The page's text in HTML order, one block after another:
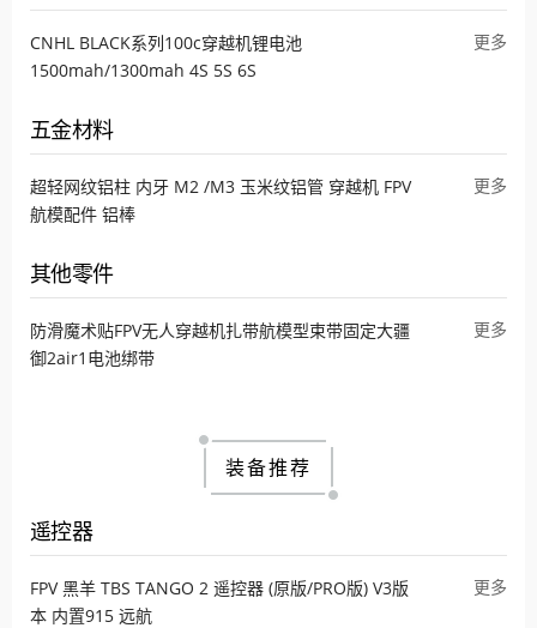
CNHL BLACK系列100c穿越机锂电池
1500mah/1300mah 4S 5S 6S
更多
五金材料
超轻网纹铝柱 内牙 M2 /M3 玉米纹铝管 穿越机 FPV
航模配件 铝棒
更多
其他零件
防滑魔术贴FPV无人穿越机扎带航模型束带固定大疆
御2air1电池绑带
更多
装备推荐
遥控器
FPV 黑羊 TBS TANGO 2 遥控器 (原版/PRO版) V3版
本 内置915 远航
更多